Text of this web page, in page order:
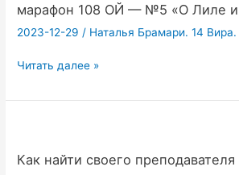
марафон 108 ОЙ — №5 «О Лиле и
2023-12-29 / Наталья Брамари. 14 Вира.
марафон
ОЙ
«О
Читать далее »
Как найти своего преподавателя